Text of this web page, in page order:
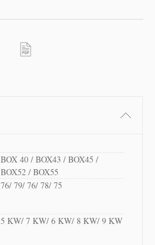
BOX 40 / BOX43 / BOX45 /
BOX52 / BOX55
76/ 79/ 76/ 78/ 75
5 KW/ 7 KW/ 6 KW/ 8 KW/ 9 KW